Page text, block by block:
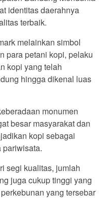
identitas daerahnya
terbaik.
melainkan simbol
para petani kopi, pelaku
kopi yang telah
hingga dikenal luas
monumen
besar masyarakat dan
kopi sebagai
pariwisata.
segi kualitas, jumlah
juga cukup tinggi yang
yang tersebar